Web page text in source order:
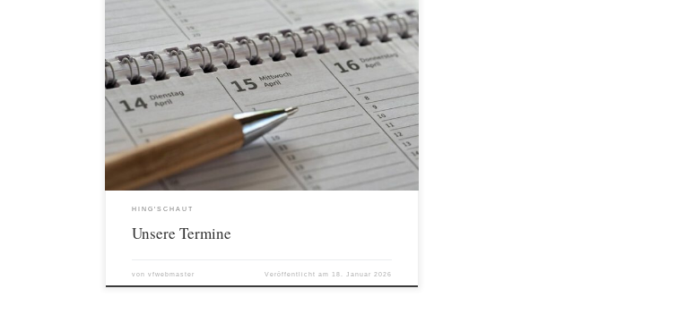
Sa. 24.01. Bürgersaal / See von 14:00 bis 16:00 Uhr Sa. 31.01. REZ
/ Penny von 11:00 bis 14:00 Uhr Do. 05.02. Wochenmarkt
Kirchheim von 14:00 bis 16:00 Uhr Fr. 06.02. REZ / Edeka von
14:00 bis 16:00 Uhr Sa. 07.02. Maikäfer-/Hauptstr. von 13:00 bis
15:00 Uhr Sa. 14.02. REZ […]
HING'SCHAUT
Unsere Termine
von vfwebmaster Veröffentlicht am 18. Januar 2026